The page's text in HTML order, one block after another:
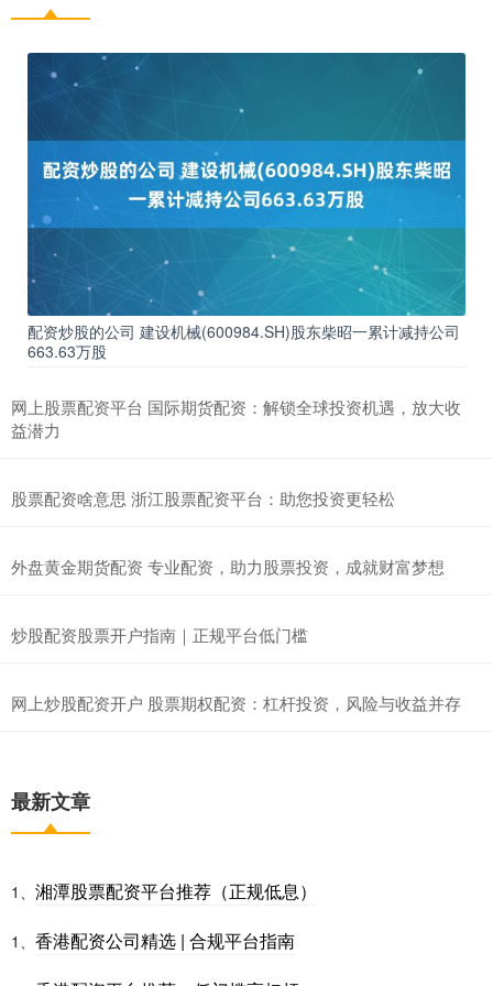
配资炒股的公司 建设机械(600984.SH)股东柴昭一累计减持公司
663.63万股
网上股票配资平台 国际期货配资：解锁全球投资机遇，放大收
益潜力
股票配资啥意思 浙江股票配资平台：助您投资更轻松
外盘黄金期货配资 专业配资，助力股票投资，成就财富梦想
炒股配资股票开户指南｜正规平台低门槛
网上炒股配资开户 股票期权配资：杠杆投资，风险与收益并存
最新文章
1、 湘潭股票配资平台推荐（正规低息）
1、 香港配资公司精选 | 合规平台指南